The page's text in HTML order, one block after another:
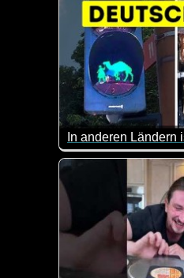
Andere Länder,